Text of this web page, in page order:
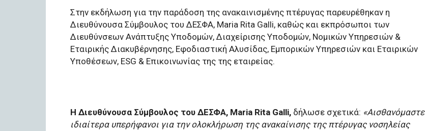
Στην εκδήλωση για την παράδοση της ανακαινισμένης πτέρυγας παρευρέθηκαν η
Διευθύνουσα Σύμβουλος του ΔΕΣΦΑ, Maria Rita Galli, καθώς και εκπρόσωποι των
Διευθύνσεων Ανάπτυξης Υποδομών, Διαχείρισης Υποδομών, Νομικών Υπηρεσιών &
Εταιρικής Διακυβέρνησης, Εφοδιαστική Αλυσίδας, Εμπορικών Υπηρεσιών και Εταιρικών
Υποθέσεων, ESG & Επικοινωνίας της της εταιρείας.
Η Διευθύνουσα Σύμβουλος του ΔΕΣΦΑ, Maria Rita Galli, δήλωσε σχετικά: «Αισθανόμαστε
ιδιαίτερα υπερήφανοι για την ολοκλήρωση της ανακαίνισης της πτέρυγας νοσηλείας